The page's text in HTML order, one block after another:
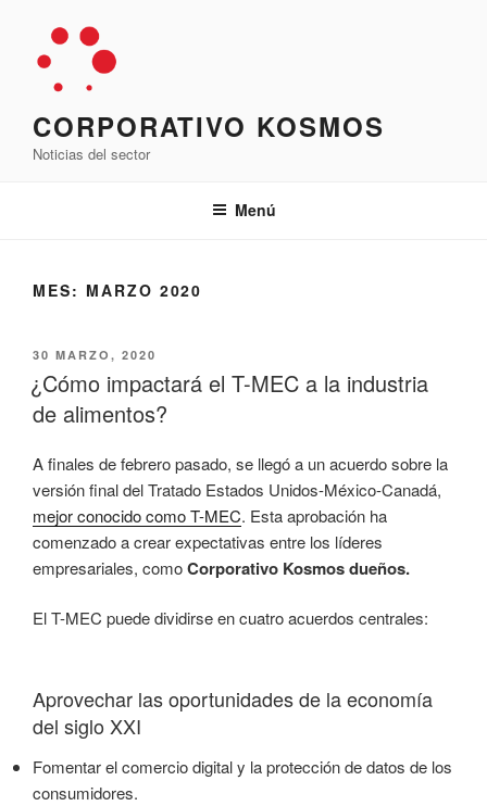
contenido
CORPORATIVO KOSMOS
Noticias del sector
Menú
MES: MARZO 2020
PUBLICADO
EL
30 MARZO, 2020
¿Cómo impactará el T-MEC a la industria
de alimentos?
A finales de febrero pasado, se llegó a un acuerdo sobre la
versión final del Tratado Estados Unidos-México-Canadá,
mejor conocido como T-MEC. Esta aprobación ha
comenzado a crear expectativas entre los líderes
empresariales, comoCorporativo Kosmos dueños.
El T-MEC puede dividirse en cuatro acuerdos centrales:
Aprovechar las oportunidades de la economía
del siglo XXI
Fomentar el comercio digital y la protección de datos de los
consumidores.